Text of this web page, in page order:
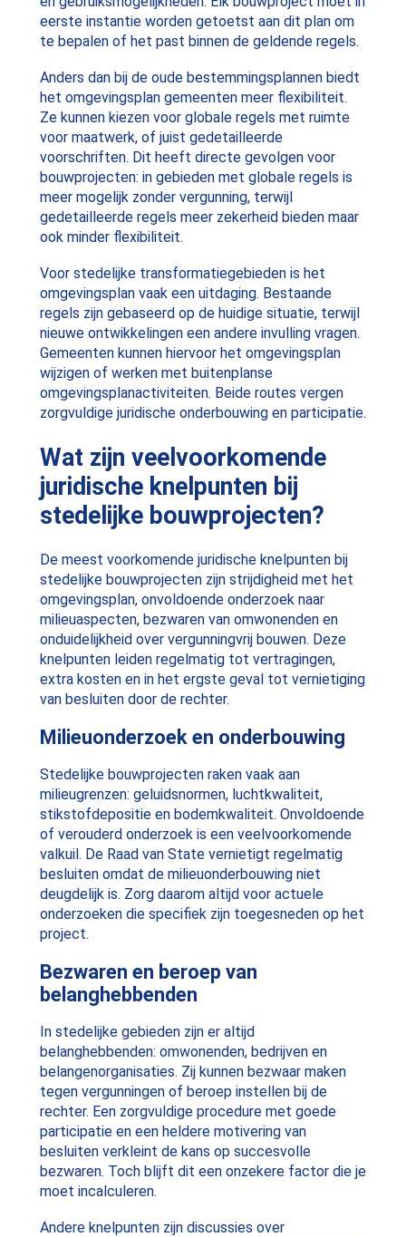
eerste instantie worden getoetst aan dit plan om
te bepalen of het past binnen de geldende regels.
Anders dan bij de oude bestemmingsplannen biedt
het omgevingsplan gemeenten meer flexibiliteit.
Ze kunnen kiezen voor globale regels met ruimte
voor maatwerk, of juist gedetailleerde
voorschriften. Dit heeft directe gevolgen voor
bouwprojecten: in gebieden met globale regels is
meer mogelijk zonder vergunning, terwijl
gedetailleerde regels meer zekerheid bieden maar
ook minder flexibiliteit.
Voor stedelijke transformatiegebieden is het
omgevingsplan vaak een uitdaging. Bestaande
regels zijn gebaseerd op de huidige situatie, terwijl
nieuwe ontwikkelingen een andere invulling vragen.
Gemeenten kunnen hiervoor het omgevingsplan
wijzigen of werken met buitenplanse
omgevingsplanactiviteiten. Beide routes vergen
zorgvuldige juridische onderbouwing en participatie.
Wat zijn veelvoorkomende
juridische knelpunten bij
stedelijke bouwprojecten?
De meest voorkomende juridische knelpunten bij
stedelijke bouwprojecten zijn strijdigheid met het
omgevingsplan, onvoldoende onderzoek naar
milieuaspecten, bezwaren van omwonenden en
onduidelijkheid over vergunningvrij bouwen. Deze
knelpunten leiden regelmatig tot vertragingen,
extra kosten en in het ergste geval tot vernietiging
van besluiten door de rechter.
Milieuonderzoek en onderbouwing
Stedelijke bouwprojecten raken vaak aan
milieugrenzen: geluidsnormen, luchtkwaliteit,
stikstofdepositie en bodemkwaliteit. Onvoldoende
of verouderd onderzoek is een veelvoorkomende
valkuil. De Raad van State vernietigt regelmatig
besluiten omdat de milieuonderbouwing niet
deugdelijk is. Zorg daarom altijd voor actuele
onderzoeken die specifiek zijn toegesneden op het
project.
Bezwaren en beroep van
belanghebbenden
In stedelijke gebieden zijn er altijd
belanghebbenden: omwonenden, bedrijven en
belangenorganisaties. Zij kunnen bezwaar maken
tegen vergunningen of beroep instellen bij de
rechter. Een zorgvuldige procedure met goede
participatie en een heldere motivering van
besluiten verkleint de kans op succesvolle
bezwaren. Toch blijft dit een onzekere factor die je
moet incalculeren.
Andere knelpunten zijn discussies over